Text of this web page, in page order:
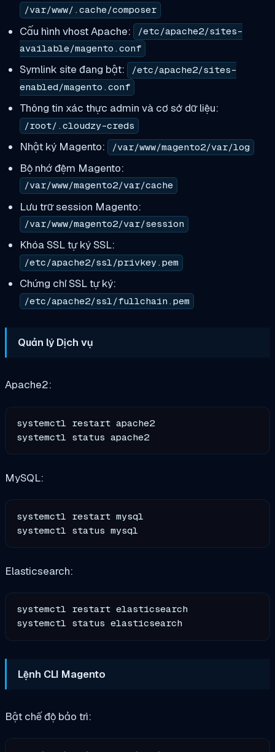
/var/www/.cache/composer
Cấu hình vhost Apache:
/etc/apache2/sites-
available/magento.conf
Symlink site đang bật:
/etc/apache2/sites-
enabled/magento.conf
Thông tin xác thực admin và cơ sở dữ liệu:
/root/.cloudzy-creds
Nhật ký Magento: /var/www/magento2/var/log
Bộ nhớ đệm Magento:
/var/www/magento2/var/cache
Lưu trữ session Magento:
/var/www/magento2/var/session
Khóa SSL tự ký SSL:
/etc/apache2/ssl/privkey.pem
Chứng chỉ SSL tự ký:
/etc/apache2/ssl/fullchain.pem
Quản lý Dịch vụ
Apache2:
systemctl restart apache2
MySQL:
systemctl restart mysql
Elasticsearch:
systemctl restart elasticsearch
Lệnh CLI Magento
Bật chế độ bảo trì: